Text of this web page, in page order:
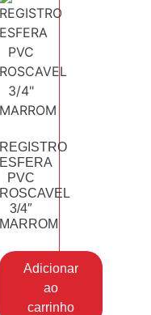
REGISTRO
ESFERA
PVC
ROSCAVEL
3/4″
MARROM
Adicionar
ao
carrinho